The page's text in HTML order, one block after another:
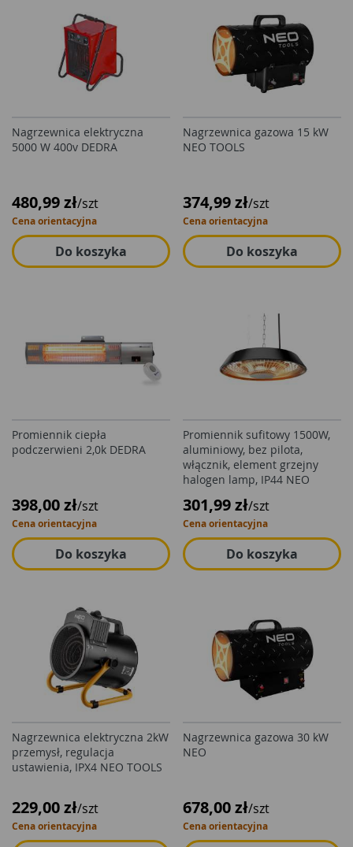
Nagrzewnica elektryczna
5000 W 400v DEDRA
480,99 zł/szt
Cena orientacyjna
Do koszyka
Nagrzewnica gazowa 15 kW
NEO TOOLS
374,99 zł/szt
Cena orientacyjna
Do koszyka
Promiennik ciepła
podczerwieni 2,0k DEDRA
398,00 zł/szt
Cena orientacyjna
Do koszyka
Promiennik sufitowy 1500W,
aluminiowy, bez pilota,
włącznik, element grzejny
halogen lamp, IP44 NEO
301,99 zł/szt
Cena orientacyjna
Do koszyka
Nagrzewnica elektryczna 2kW
przemysł, regulacja
ustawienia, IPX4 NEO TOOLS
229,00 zł/szt
Cena orientacyjna
Nagrzewnica gazowa 30 kW
NEO
678,00 zł/szt
Cena orientacyjna